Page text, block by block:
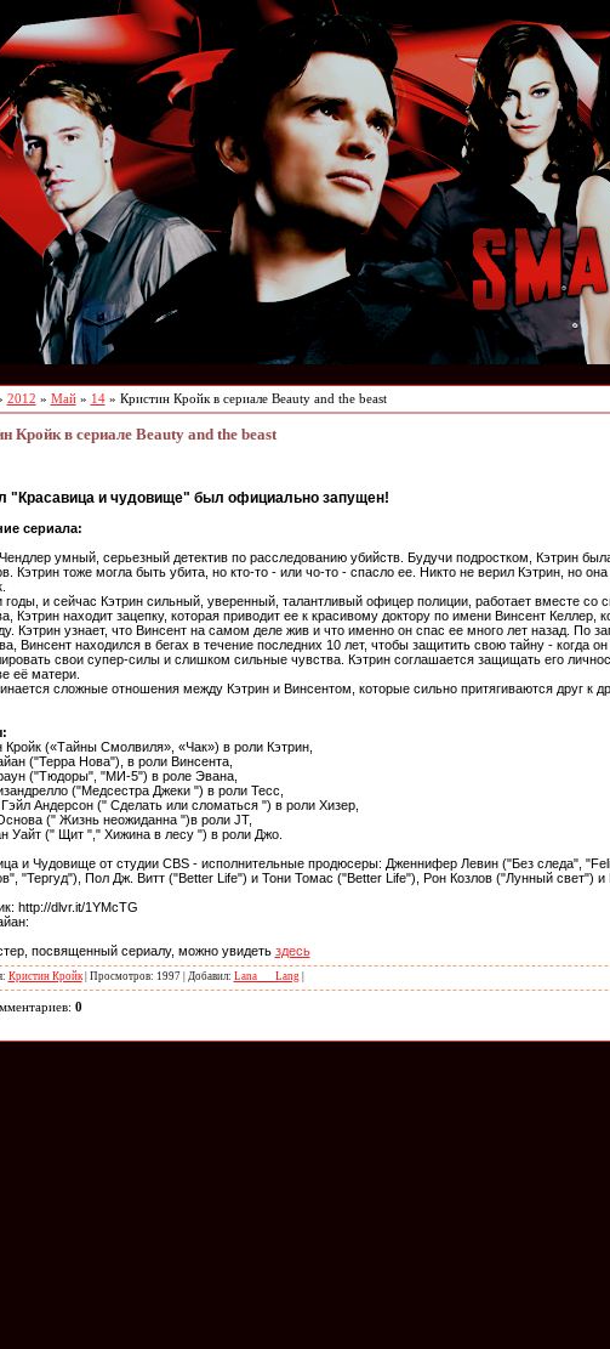
2012 » Май » 14» Кристин Кройк в сериале Beauty and the beast
Кройк в сериале Beauty and the beast
"Красавица и чудовище" был официально запущен!
сериала:
умный, серьезный детектив по расследованию убийств. Будучи подростком, Кэтрин
Кэтрин тоже могла быть убита, но кто-то - или чо-то - спасло ее. Никто не верил Кэтрин, но
и сейчас Кэтрин сильный, уверенный, талантливый офицер полиции, работает вместе
Кэтрин находит зацепку, которая приводит ее к красивому доктору по имени Винсент
Кэтрин узнает, что Винсент на самом деле жив и что именно он спас ее много лет назад. По
Винсент находился в бегах в течение последних 10 лет, чтобы защитить свою тайну - когда
свои супер-силы и слишком сильные чувства. Кэтрин соглашается защищать его
её матери.
сложные отношения между Кэтрин и Винсентом, которые сильно притягиваются друг к
Кройк («Тайны Смолвиля», «Чак») в роли Кэтрин,
("Терра Нова"), в роли Винсента,
("Тюдоры", "МИ-5") в роле Эвана,
("Медсестра Джеки ") в роли Тесс,
Андерсон (" Сделать или сломаться ") в роли Хизер,
(" Жизнь неожиданна ")в роли JT,
Уайт (" Щит "," Хижина в лесу ") в роли Джо.
и Чудовище от студии CBS - исполнительные продюсеры: Дженнифер Левин ("Без следа",
"Тергуд"), Пол Дж. Витт ("Better Life") и Тони Томас ("Better Life"), Рон Козлов ("Лунный свет")
http://dlvr.it/1YMcTG
посвященный сериалу, можно увидеть здесь
Кристин Кройк| Просмотров: 1997 | Добавил: Lana___Lang
0